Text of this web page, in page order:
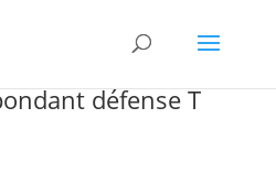
défense T